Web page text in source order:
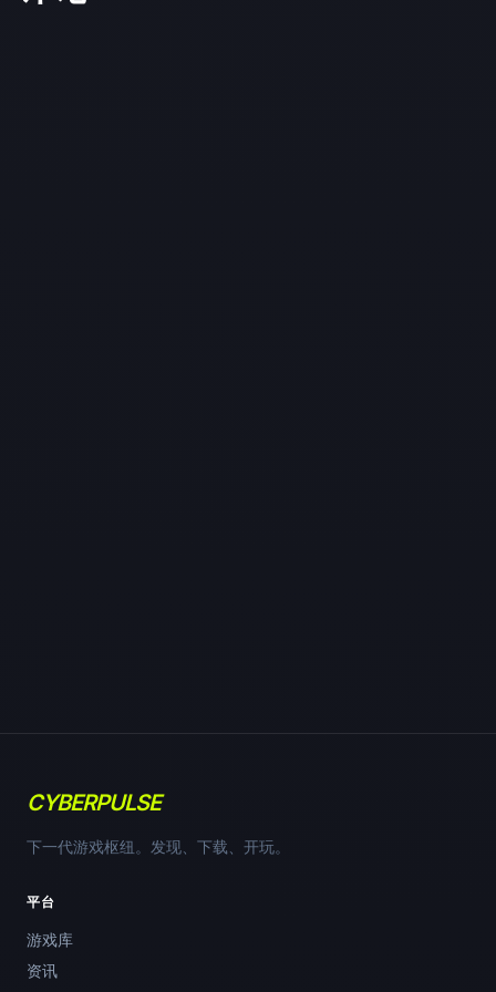
CYBERPULSE
下一代游戏枢纽。发现、下载、开玩。
平台
游戏库
资讯